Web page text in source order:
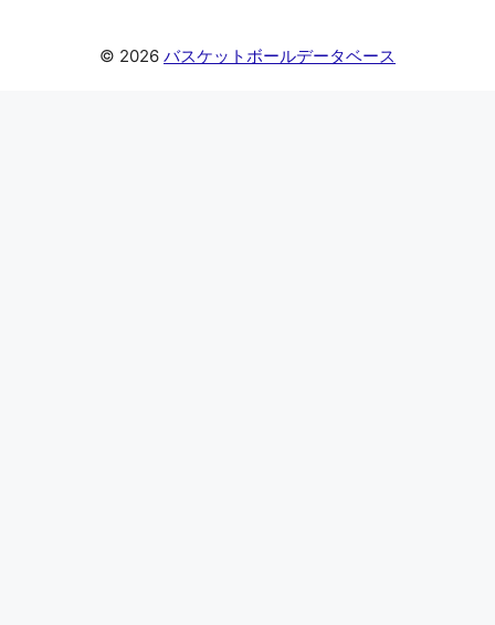
© 2026 バスケットボールデータベース